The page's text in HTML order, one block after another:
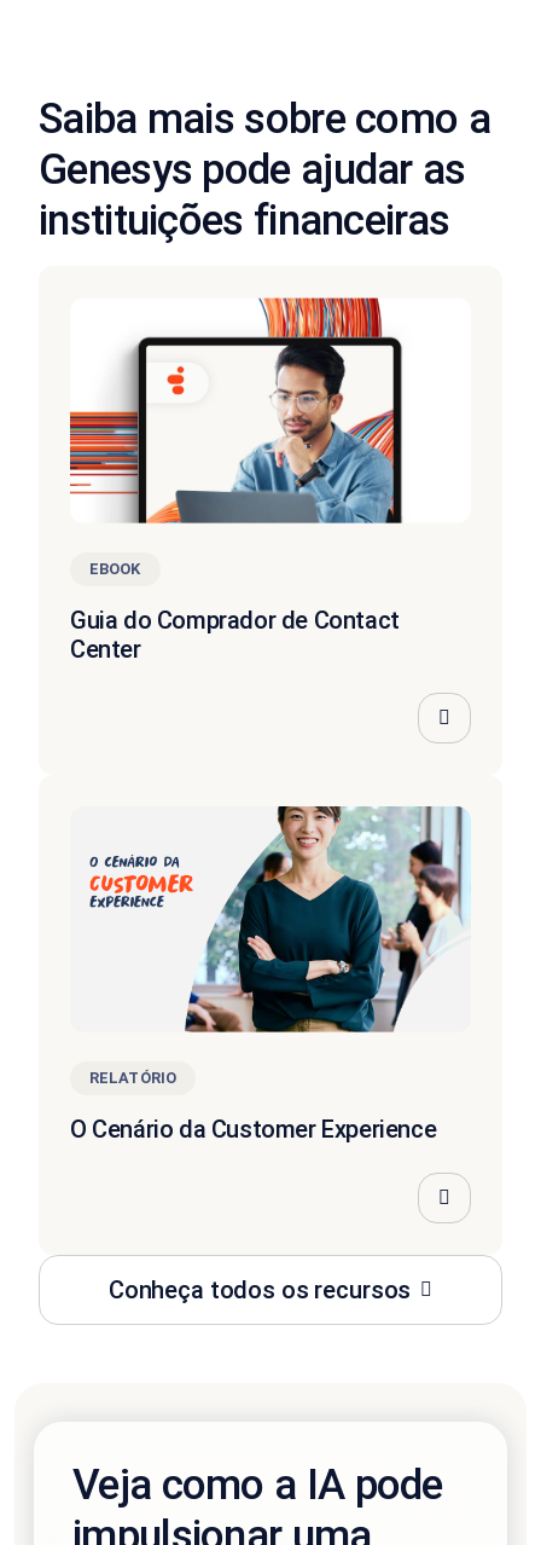
Saiba mais sobre como a
Genesys pode ajudar as
instituições financeiras
Conheça todos os recursos
EBOOK
Guia do Comprador de Contact
Center
RELATÓRIO
O Cenário da Customer Experience
Veja como a IA pode